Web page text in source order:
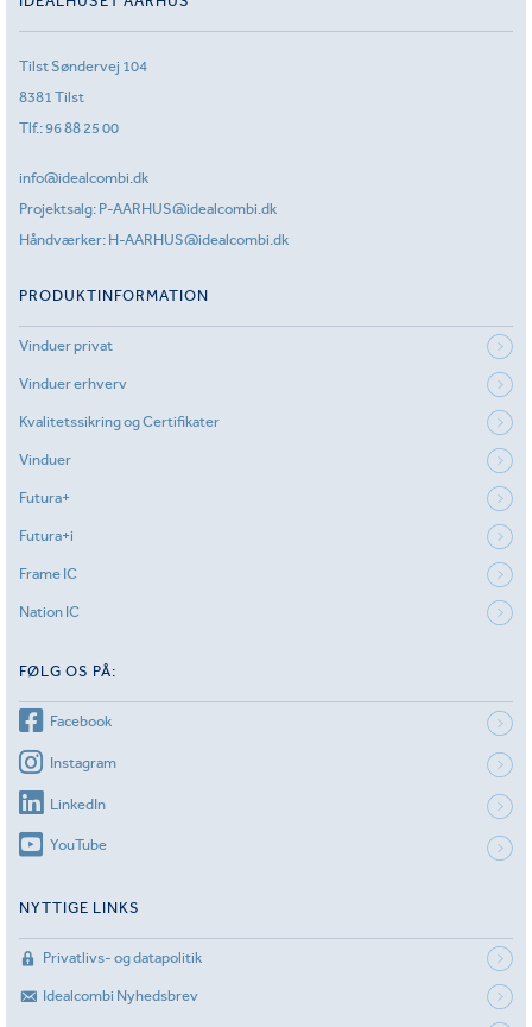
Tilst Søndervej 104
8381 Tilst
Tlf.:96 88 25 00
info@idealcombi.dk
Projektsalg: P-AARHUS@idealcombi.dk
Håndværker: H-AARHUS@idealcombi.dk
PRODUKTINFORMATION
Vinduer privat
Vinduer erhverv
Kvalitetssikring og Certifikater
Vinduer
Futura+
Futura+i
Frame IC
Nation IC
FØLG OS PÅ:
Facebook
Instagram
LinkedIn
YouTube
NYTTIGE LINKS
Privatlivs- og datapolitik
Idealcombi Nyhedsbrev